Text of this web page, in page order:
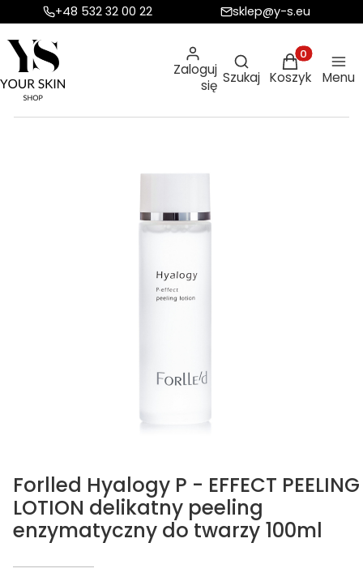
+48 532 32 00 22 sklep@y-s.eu
Zaloguj
się
Otwórz
Szukaj
Produkty w
Koszyk Menu
Forlled Hyalogy P - EFFECT PEELING
LOTION delikatny peeling
enzymatyczny do twarzy 100ml